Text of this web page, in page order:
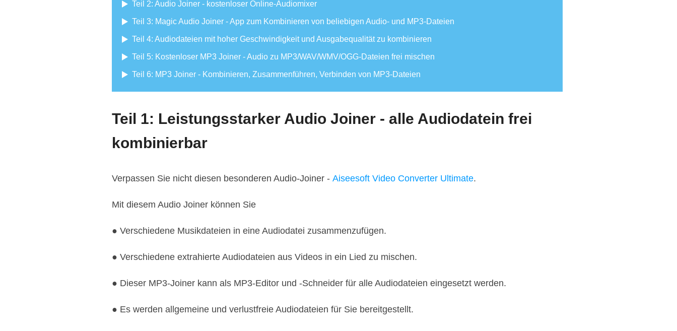
Teil 2: Audio Joiner - kostenloser Online-Audiomixer
Teil 3: Magic Audio Joiner - App zum Kombinieren von beliebigen Audio- und MP3-Dateien
Teil 4: Audiodateien mit hoher Geschwindigkeit und Ausgabequalität zu kombinieren
Teil 5: Kostenloser MP3 Joiner - Audio zu MP3/WAV/WMV/OGG-Dateien frei mischen
Teil 6: MP3 Joiner - Kombinieren, Zusammenführen, Verbinden von MP3-Dateien
Teil 1: Leistungsstarker Audio Joiner - alle Audiodatein frei
kombinierbar
Verpassen Sie nicht diesen besonderen Audio-Joiner - Aiseesoft Video Converter Ultimate.
Mit diesem Audio Joiner können Sie
● Verschiedene Musikdateien in eine Audiodatei zusammenzufügen.
● Verschiedene extrahierte Audiodateien aus Videos in ein Lied zu mischen.
● Dieser MP3-Joiner kann als MP3-Editor und -Schneider für alle Audiodateien eingesetzt werden.
● Es werden allgemeine und verlustfreie Audiodateien für Sie bereitgestellt.